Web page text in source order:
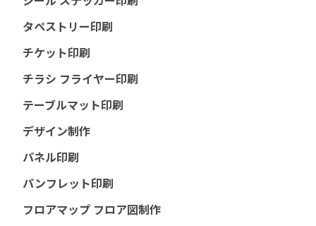
タペストリー印刷
チケット印刷
チラシ フライヤー印刷
テーブルマット印刷
デザイン制作
パネル印刷
パンフレット印刷
フロアマップ フロア図制作